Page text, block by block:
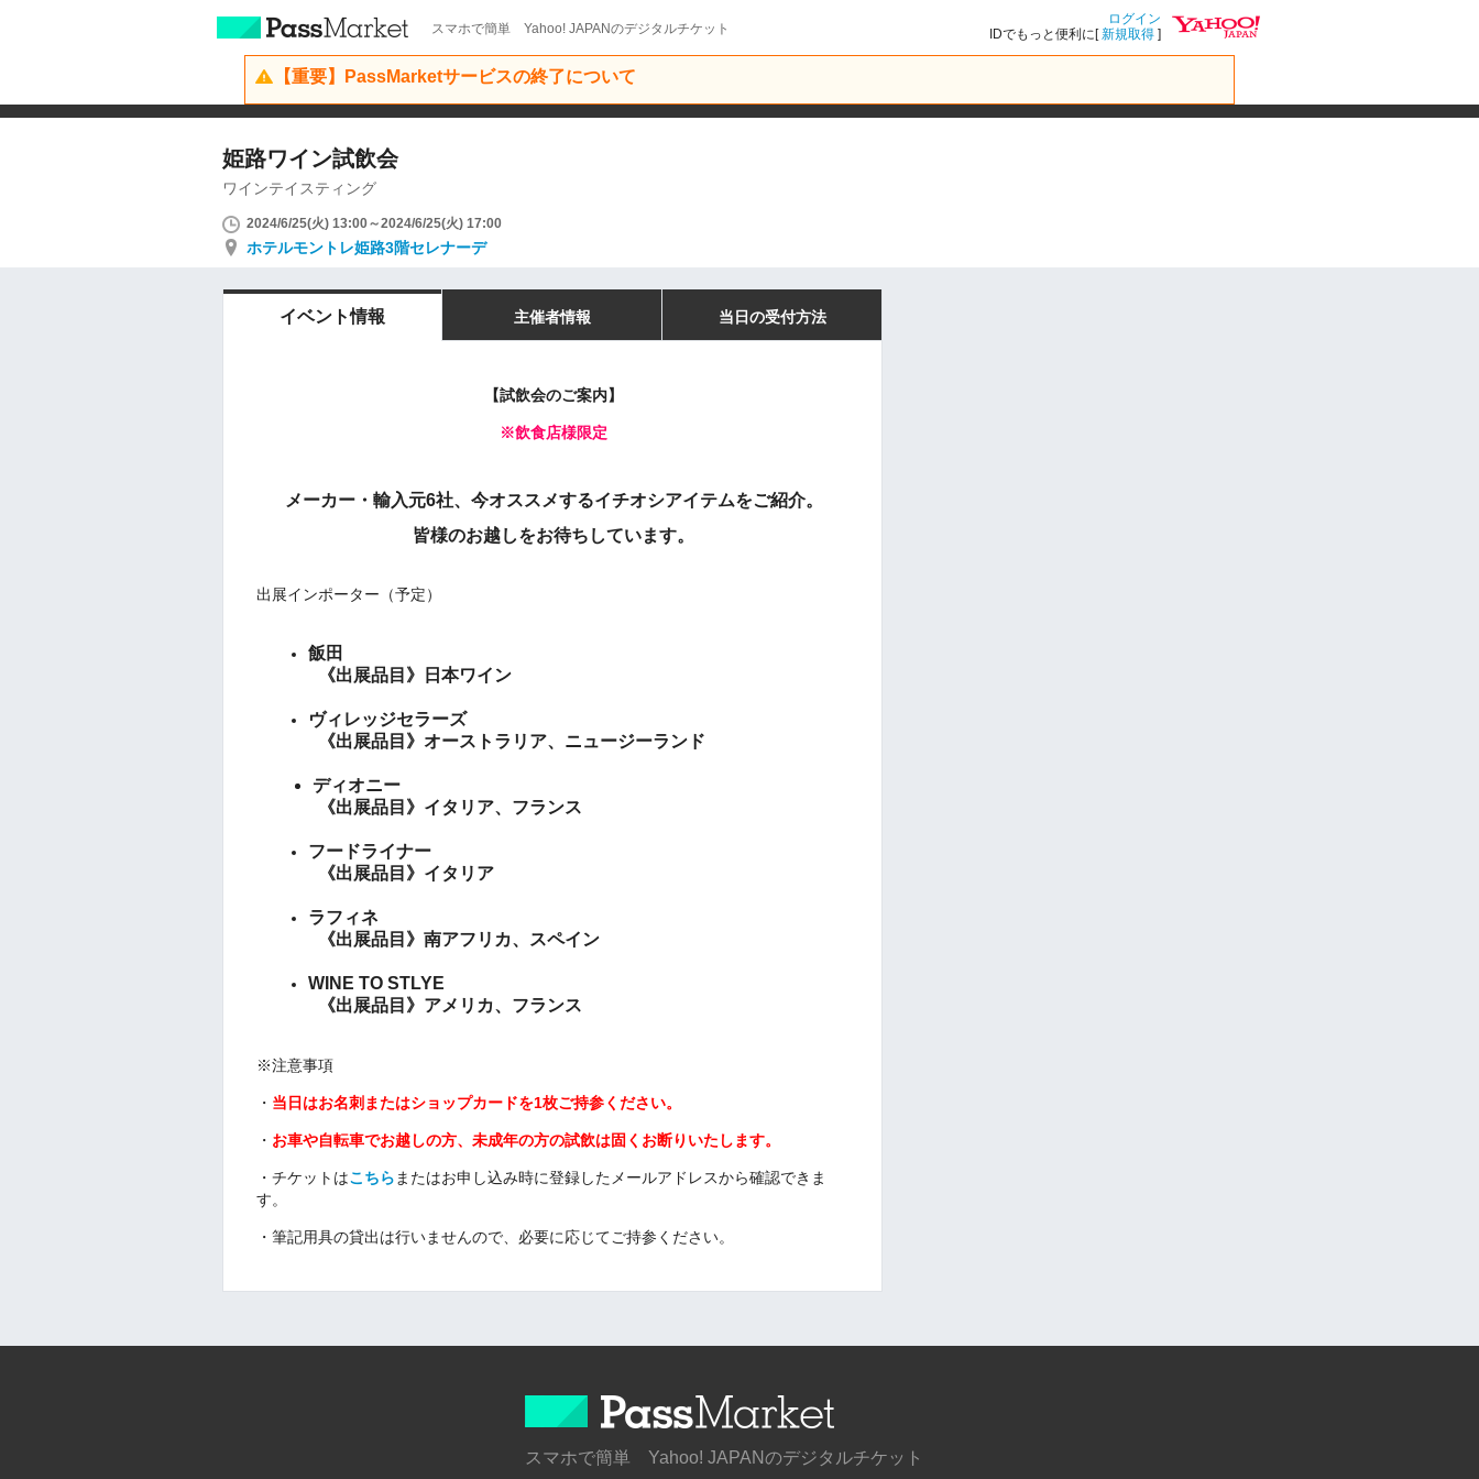
スマホで簡単 Yahoo! JAPANのデジタルチケット
ログイン
IDでもっと便利に[新規取得 ]
【重要】PassMarketサービスの終了について
姫路ワイン試飲会
ワインテイスティング
2024/6/25(火) 13:00～2024/6/25(火) 17:00
ホテルモントレ姫路3階セレナーデ
イベント情報 主催者情報 当日の受付方法
【試飲会のご案内】
※飲食店様限定
メーカー・輸入元6社、今オススメするイチオシアイテムをご紹介。
皆様のお越しをお待ちしています。
出展インポーター（予定）
飯田
《出展品目》
日本ワイン
ヴィレッジセラーズ
《出展品目》 オーストラリア、ニュージーランド
ディオニー
《出展品目》 イタリア、フランス
フードライナー
《出展品目》 イタリア
ラフィネ
《出展品目》 南アフリカ、スペイン
WINE TO STLYE
《出展品目》 アメリカ、フランス
※注意事項
・ 当日はお名刺またはショップカードを1枚ご持参ください。
・ お車や自転車でお越しの方、未成年の方の試飲は固くお断りいたします。
・ チケットはこちら またはお申し込み時に登録したメールアドレスから確認できま
す。
・ 筆記用具の貸出は行いませんので、必要に応じてご持参ください。
スマホで簡単 Yahoo! JAPANのデジタルチケット